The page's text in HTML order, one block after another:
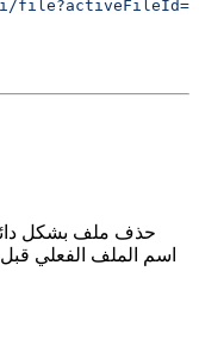
حذف ملف بشكل
اسم الملف الفعلي